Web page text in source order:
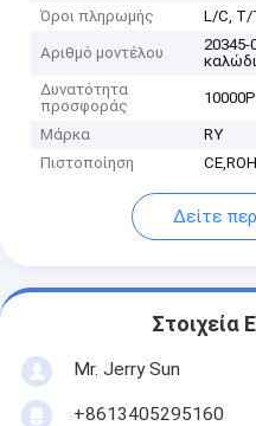
Όροι πληρωμής
L/C, T/
Αριθμό μοντέλου
20345-
Δυνατότητα
προσφοράς
Μάρκα
RY
Πιστοποίηση
Δείτε
Στοιχεία
Mr. Jerry Sun
+8613405295160